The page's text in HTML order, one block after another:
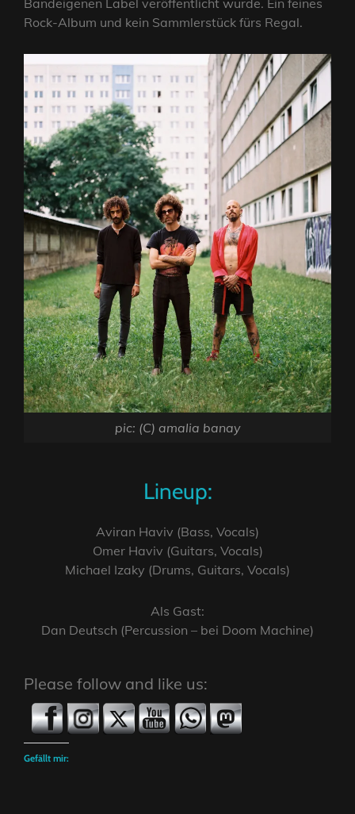
Bandeigenen Label veröffentlicht wurde. Ein feines
Rock-Album und kein Sammlerstück fürs Regal.
pic: (C) amalia banay
Lineup:
Aviran Haviv (Bass, Vocals)
Omer Haviv (Guitars, Vocals)
Michael Izaky (Drums, Guitars, Vocals)
Als Gast:
Dan Deutsch (Percussion – bei Doom Machine)
Please follow and like us:
Gefällt mir: